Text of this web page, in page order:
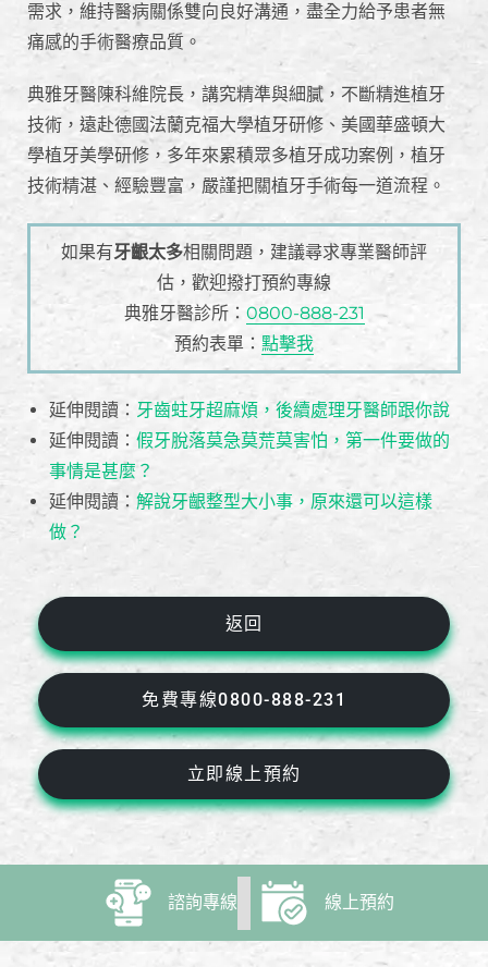
需求，維持醫病關係雙向良好溝通，盡全力給予患者無
痛感的手術醫療品質。
典雅牙醫陳科維院長，講究精準與細膩，不斷精進植牙
技術，遠赴德國法蘭克福大學植牙研修、美國華盛頓大
學植牙美學研修，多年來累積眾多植牙成功案例，植牙
技術精湛、經驗豐富，嚴謹把關植牙手術每一道流程。
如果有牙齦太多相關問題，建議尋求專業醫師評
估，歡迎撥打預約專線
典雅牙醫診所： 0800-888-231
預約表單： 點擊我
延伸閱讀： 牙齒蛀牙超麻煩，後續處理牙醫師跟你說
延伸閱讀： 假牙脫落莫急莫荒莫害怕，第一件要做的
事情是甚麼？
延伸閱讀： 解說牙齦整型大小事，原來還可以這樣
做？
返回
免費專線0800-888-231
立即線上預約
諮詢專線 線上預約